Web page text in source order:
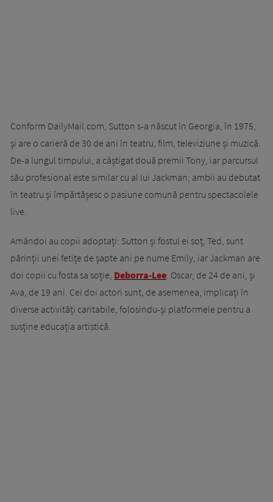
Conform DailyMail.com, Sutton s-a născut în Georgia, în 1975,
și are o carieră de 30 de ani în teatru, film, televiziune și muzică.
De-a lungul timpului, a câștigat două premii Tony, iar parcursul
său profesional este similar cu al lui Jackman; ambii au debutat
în teatru și împărtășesc o pasiune comună pentru spectacolele
live.
Amândoi au copii adoptați: Sutton și fostul ei soț, Ted, sunt
părinții unei fetițe de șapte ani pe nume Emily, iar Jackman are
doi copii cu fosta sa soție, Deborra-Lee: Oscar, de 24 de ani, și
Ava, de 19 ani. Cei doi actori sunt, de asemenea, implicați în
diverse activități caritabile, folosindu-și platformele pentru a
susține educația artistică.